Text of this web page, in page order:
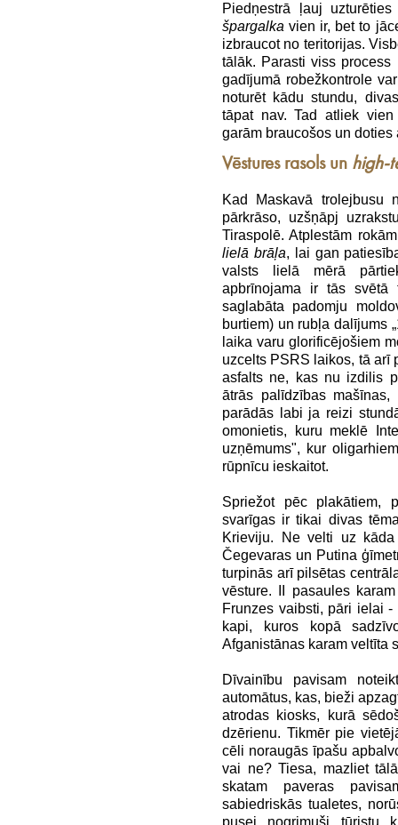
Piedņestrā ļauj
špargalka vien ir, bet to
izbraucot no teritorijas.
tālāk. Parasti viss
gadījumā robežkontrole
noturēt kādu stundu,
tāpat nav. Tad atliek
garām braucošos un
Vēstures rasols un high-
Kad Maskavā
pārkrāso, uzšņāpj
Tiraspolē. Atplestām
lielā brāļa, lai gan
valsts lielā mērā
apbrīnojama ir tās
saglabāta padomju
burtiem) un rubļa dalījums
laika varu glorificējošiem
uzcelts PSRS laikos, tā arī
asfalts ne, kas nu izdilis
ātrās palīdzības
parādās labi ja reizi
omonietis, kuru meklē
uzņēmums", kur
rūpnīcu ieskaitot.
Spriežot pēc plakātiem,
svarīgas ir tikai divas
Krieviju. Ne velti uz
Čegevaras un Putina
turpinās arī pilsētas
vēsture. II pasaules
Frunzes vaibsti, pāri ielai
kapi, kuros kopā
Afganistānas karam veltīta
Dīvainību pavisam
automātus, kas, bieži
atrodas kiosks, kurā
dzērienu. Tikmēr pie
cēli noraugās īpašu
vai ne? Tiesa, mazliet
skatam paveras
sabiedriskās tualetes,
pusei nogrimuši tūristu